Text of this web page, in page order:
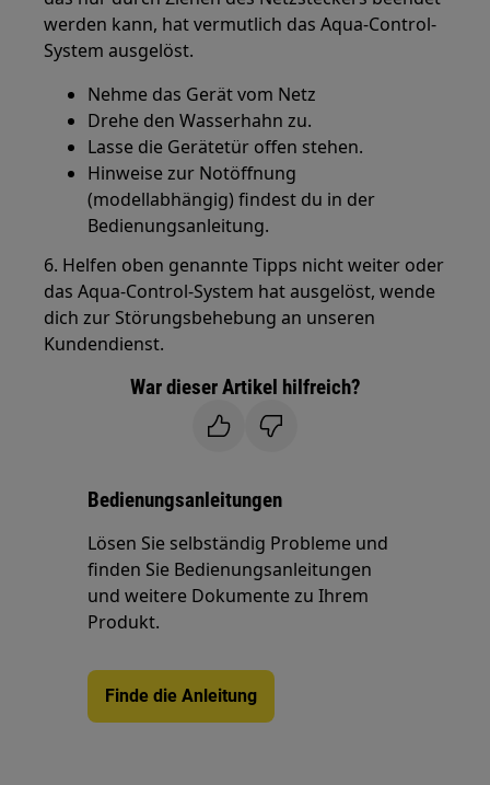
werden kann, hat vermutlich das Aqua-Control-
System ausgelöst.
Nehme das Gerät vom Netz
Drehe den Wasserhahn zu.
Lasse die Gerätetür offen stehen.
Hinweise zur Notöffnung
(modellabhängig) findest du in der
Bedienungsanleitung.
6. Helfen oben genannte Tipps nicht weiter oder
das Aqua-Control-System hat ausgelöst, wende
dich zur Störungsbehebung an unseren
Kundendienst.
War dieser Artikel hilfreich?
Bedienungsanleitungen
Lösen Sie selbständig Probleme und
finden Sie Bedienungsanleitungen
und weitere Dokumente zu Ihrem
Produkt.
Finde die Anleitung